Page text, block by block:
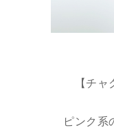
【チ
ピンク系